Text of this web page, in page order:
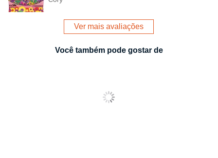
Ver mais avaliações
Você também pode gostar de